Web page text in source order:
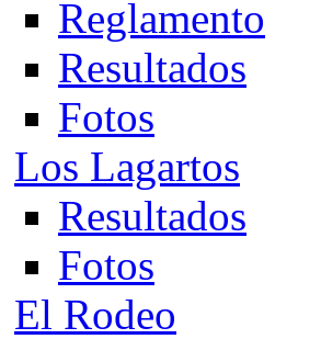
Reglamento
Resultados
Fotos
Los Lagartos
Resultados
Fotos
El Rodeo